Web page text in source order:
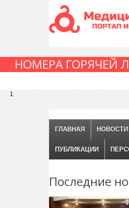
НОМЕРА ГОРЯЧЕЙ
1
ГЛАВНАЯ НОВОСТИ
ПУБЛИКАЦИИ
Последние